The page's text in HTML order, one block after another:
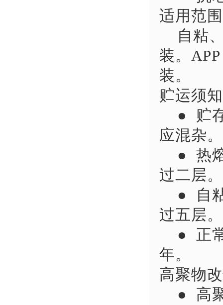
适用范围
自粘、
装。
装。
贮运须知
● 贮存
应混杂
● 热熔
过二层。
● 自粘
过五层。
● 正常
年。
高聚物
● 高聚